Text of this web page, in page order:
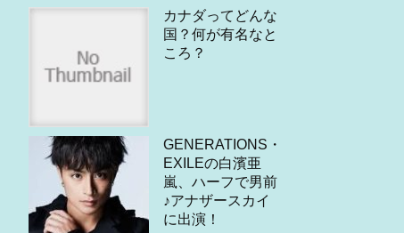
カナダってどんな
国？何が有名なと
ころ？
GENERATIONS・
EXILEの白濱亜
嵐、ハーフで男前
♪アナザースカイ
に出演！